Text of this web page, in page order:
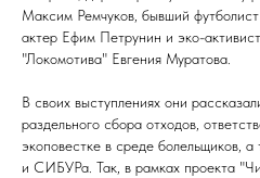
Максим Ремчуков, бывший
актер Ефим Петрунин и эко-
"Локомотива" Евгения Муратова.
В своих выступлениях они
раздельного сбора отходов,
экоповестке в среде болельщиков,
и СИБУРа. Так, в рамках проекта